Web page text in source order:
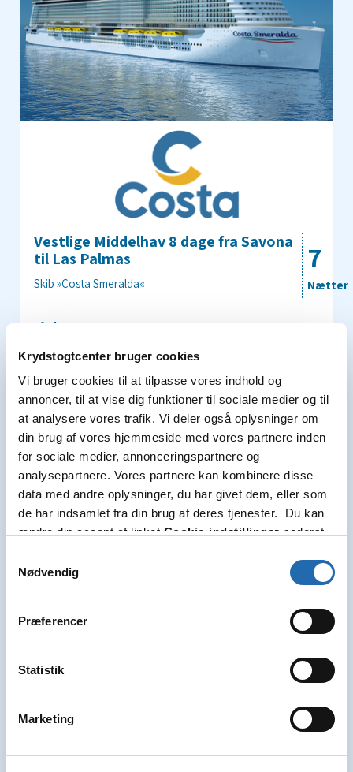
Krydstogtcenter bruger cookies
Vi bruger cookies til at tilpasse vores indhold og
annoncer, til at vise dig funktioner til sociale medier og til
at analysere vores trafik. Vi deler også oplysninger om
din brug af vores hjemmeside med vores partnere inden
for sociale medier, annonceringspartnere og
analysepartnere. Vores partnere kan kombinere disse
data med andre oplysninger, du har givet dem, eller som
de har indsamlet fra din brug af deres tjenester. Du kan
ændre din accept af linket Cookie-indstillinger nederst
Nødvendig
Præferencer
Statistik
Marketing
7
Nætter
Vestlige Middelhav 8 dage fra Savona
til Las Palmas
Skib »Costa Smeralda«
Afrejsedato: 12.11.2026
Sejlrute: Savona - Marseille - Barcelona - På havet - Málaga
CT352923261119
Pris pr. person fra
3.683 kr.
1 tilbud
Vælg